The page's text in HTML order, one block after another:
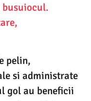
busuiocul.
pelin,
si administrate
gol au beneficii